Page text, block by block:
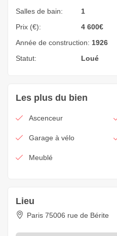
Salles de bain:
1
Prix (€):
4 600€
Année de construction: 1926
Statut:
Loué
Les plus du bien
Ascenceur
Garage à vélo
Meublé
Lieu
Paris 75006 rue de Bérite